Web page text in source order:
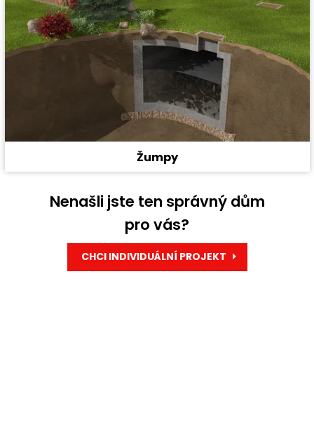
Žumpy
Nenašli jste ten správný dům
pro vás?
CHCI INDIVIDUÁLNÍ PROJEKT